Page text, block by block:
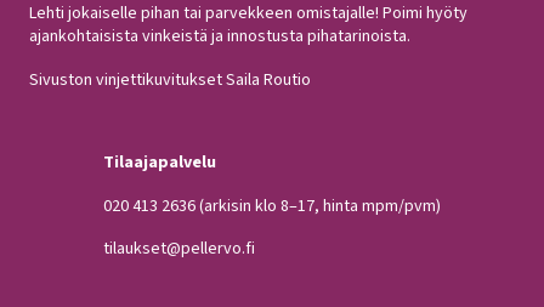
Lehti jokaiselle pihan tai parvekkeen omistajalle! Poimi hyöty
ajankohtaisista vinkeistä ja innostusta pihatarinoista.
Sivuston vinjettikuvitukset Saila Routio
Tilaajapalvelu
020 413 2636(arkisin klo 8–17, hinta mpm/pvm)
tilaukset@pellervo.fi